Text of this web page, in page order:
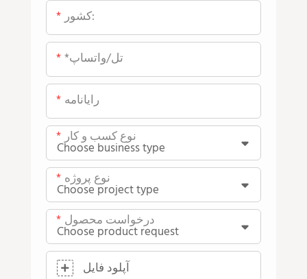
کشور:
*تل/واتساپ
رایانامه
نوع کسب و کار
نوع پروژه
درخواست محصول
آپلود فایل